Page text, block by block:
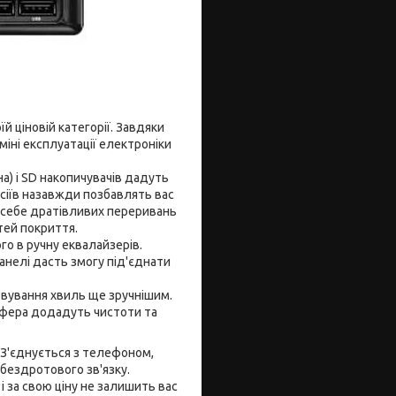
категорії. Завдяки
експлуатації електроніки
SD накопичувачів дадуть
назавжди позбавлять вас
дратівливих переривань
покриття.
в ручну еквалайзерів.
дасть змогу під'єднати
хвиль ще зручнішим.
додадуть чистоти та
з телефоном,
зв'язку.
за свою ціну не залишить вас